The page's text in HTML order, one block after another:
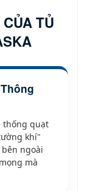
TỦ
thống quạt
khí"
ngoài
mà